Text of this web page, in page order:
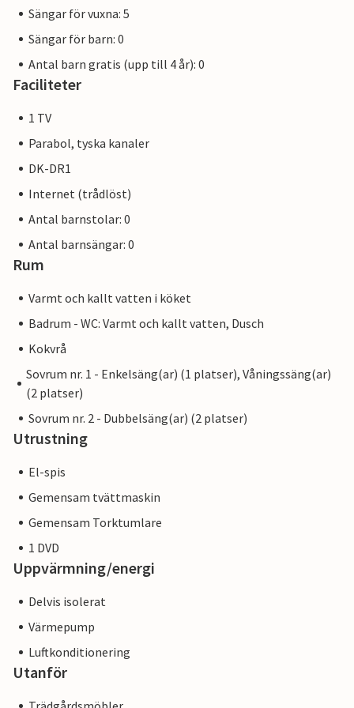
Sängar för vuxna: 5
Sängar för barn: 0
Antal barn gratis (upp till 4 år): 0
Faciliteter
1 TV
Parabol, tyska kanaler
DK-DR1
Internet (trådlöst)
Antal barnstolar: 0
Antal barnsängar: 0
Rum
Varmt och kallt vatten i köket
Badrum - WC: Varmt och kallt vatten, Dusch
Kokvrå
Sovrum nr. 1 - Enkelsäng(ar) (1 platser), Våningssäng(ar)
(2 platser)
Sovrum nr. 2 - Dubbelsäng(ar) (2 platser)
Utrustning
El-spis
Gemensam tvättmaskin
Gemensam Torktumlare
1 DVD
Uppvärmning/energi
Delvis isolerat
Värmepump
Luftkonditionering
Utanför